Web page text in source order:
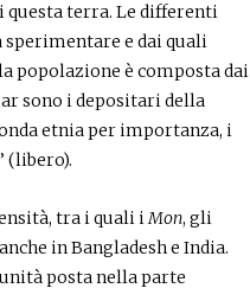
terra. Le differenti
sperimentare e dai quali
popolazione è composta dai
sono i depositari della
etnia per importanza, i
(libero).
tra i quali iMon, gli
in Bangladesh e India.
posta nella parte